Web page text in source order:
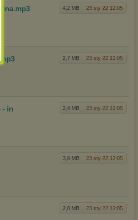
4,2 MB 23 sty 22 12:05
.mp3
2,7 MB 23 sty 22 12:05
.mp3
2,4 MB 23 sty 22 12:05
- in
3,9 MB 23 sty 22 12:05
2,8 MB 23 sty 22 12:05